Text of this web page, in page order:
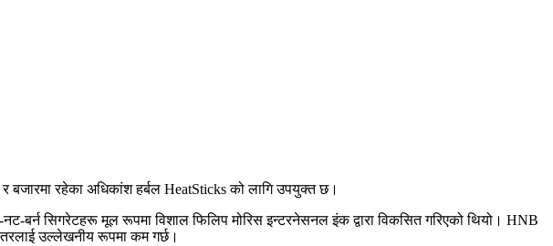
बजारमा रहेका अधिकांश हर्बल HeatSticks को लागि उपयुक्त छ।
बर्न सिगरेटहरू मूल रूपमा विशाल फिलिप मोरिस इन्टरनेसनल इंक द्वारा विकसित गरिएको थियो। HNB
उल्लेखनीय रूपमा कम गर्छ।